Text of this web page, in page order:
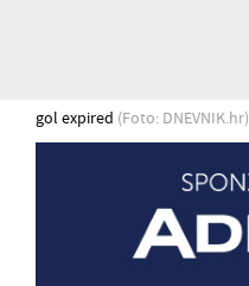
gol expired (Foto: DNEVNIK.hr)